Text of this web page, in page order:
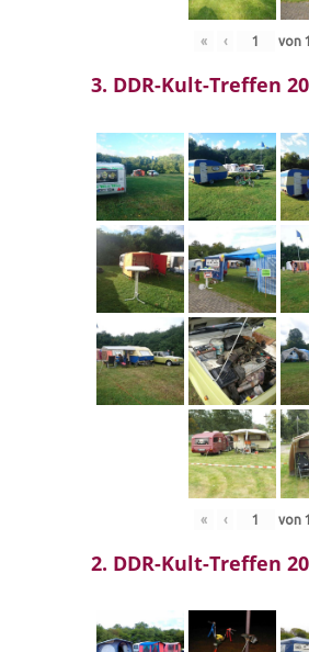
« ‹ von
3. DDR-Kult-Treffen
« ‹ von
2. DDR-Kult-Treffen